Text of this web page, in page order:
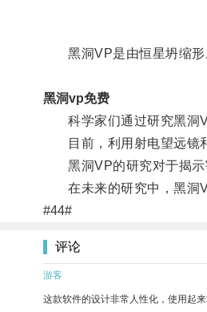
黑洞VP是由恒星坍缩形
黑洞vp免费
科学家们通过研究黑洞
目前，利用射电望远镜和
黑洞VP的研究对于揭示
在未来的研究中，黑洞
#44#
评论
游客
这款软件的设计非常人性化，使用起来